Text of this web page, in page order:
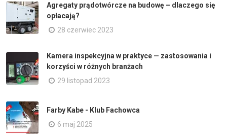
Agregaty prądotwórcze na budowę – dlaczego się
opłacają?
28 czerwiec 2023
Kamera inspekcyjna w praktyce — zastosowania i
korzyści w różnych branżach
29 listopad 2023
Farby Kabe - Klub Fachowca
6 maj 2025